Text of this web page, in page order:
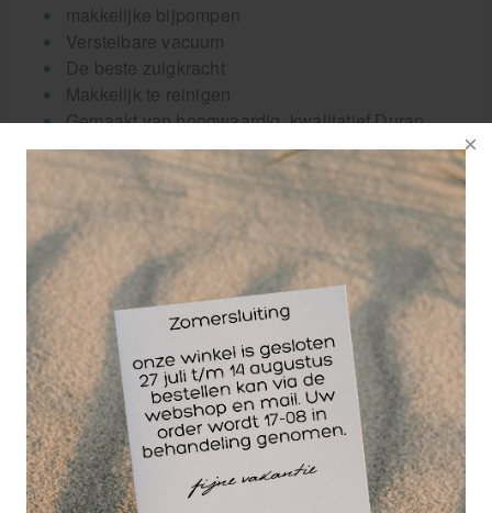
makkelijke bijpompen
Verstelbare vacuum
De beste zuigkracht
Makkelijk te reinigen
Gemaakt van hoogwaardig, kwalitatief Duran
glas
In tegenstelling tot gewone glazen bekers is het
mogelijk om bijzonder sterke vacuüms te creëren
binnen de cupping cups, dit komt door de unieke 2-
kleps technologie. Voor iedere patiënt kan
afzonderlijk het vacuüm ingesteld worden, al naar
gelang de sterkte en diepte van de behandeling.
Waar gebruik je de verschillende maten
Methatec cupping glazen voor?
De 3 cm cupping glas is vooral geschikt voor
gezicht, nek, onder- en bovenarmen.
De 5 cm cupping glas is ideaal voor de rug,